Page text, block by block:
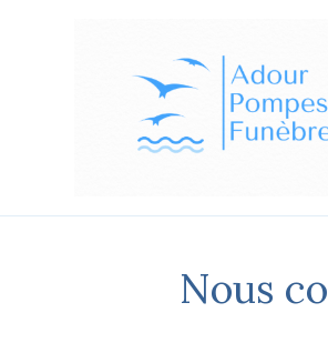
Nous